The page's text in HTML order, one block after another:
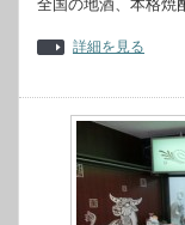
全国の地酒、本格焼
詳細を見る